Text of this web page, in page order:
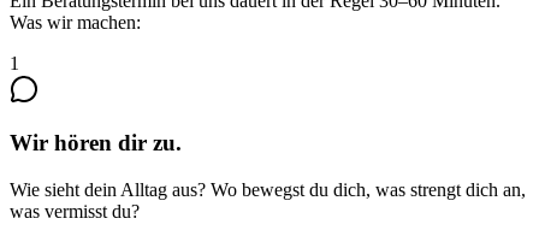
Was wir machen:
1
Wir hören dir zu.
Wie sieht dein Alltag aus? Wo bewegst du dich, was strengt dich an,
was vermisst du?